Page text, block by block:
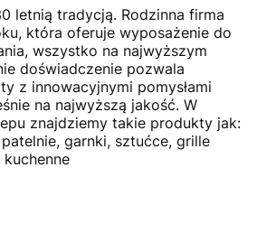
letnią tradycją. Rodzinna firma
która oferuje wyposażenie do
wszystko na najwyższym
doświadczenie pozwala
z innowacyjnymi pomysłami
na najwyższą jakość. W
znajdziemy takie produkty jak:
garnki, sztućce, grille